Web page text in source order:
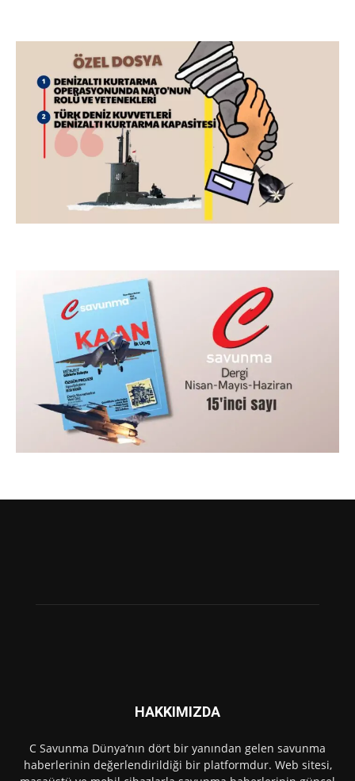
HAKKIMIZDA
C Savunma Dünya’nın dört bir yanından gelen savunma
haberlerinin değerlendirildiği bir platformdur. Web sitesi,